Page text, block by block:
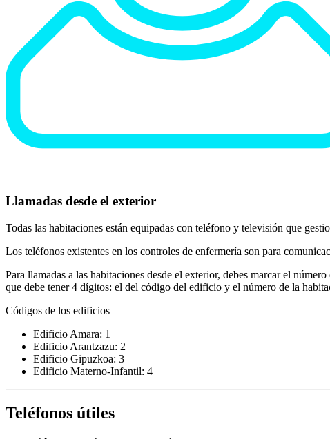
Llamadas desde el exterior
Todas las habitaciones están equipadas con teléfono y televisión que
Los teléfonos existentes en los controles de enfermería son para
Para llamadas a las habitaciones desde el exterior, debes marcar el
que debe tener 4 dígitos: el del código del edificio y el número de la
Códigos de los edificios
Edificio Amara: 1
Edificio Arantzazu: 2
Edificio Gipuzkoa: 3
Edificio Materno-Infantil: 4
Teléfonos útiles